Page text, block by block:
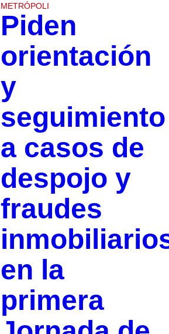
METRÓPOLI
Piden
orientación
y
seguimiento
a casos de
despojo y
fraudes
en la
primera